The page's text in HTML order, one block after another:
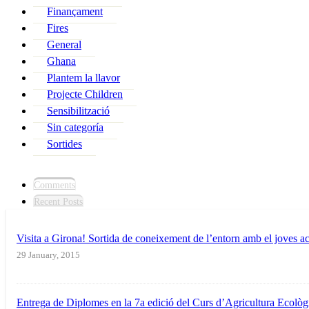
Finançament
Fires
General
Ghana
Plantem la llavor
Projecte Children
Sensibilització
Sin categoría
Sortides
Comments
Recent Posts
Visita a Girona! Sortida de coneixement de l’entorn amb el joves
29 January, 2015
Entrega de Diplomes en la 7a edició del Curs d’Agricultura